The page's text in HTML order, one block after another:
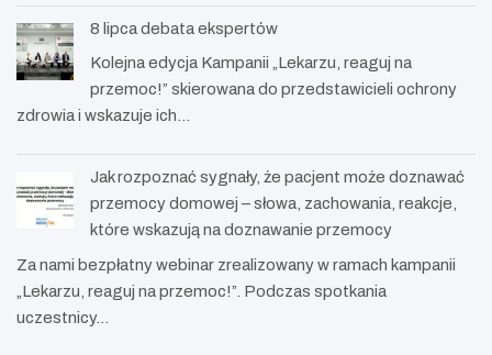
8 lipca debata ekspertów
Kolejna edycja Kampanii „Lekarzu, reaguj na
przemoc!” skierowana do przedstawicieli ochrony
zdrowia i wskazuje ich…
Jak rozpoznać sygnały, że pacjent może doznawać
przemocy domowej – słowa, zachowania, reakcje,
które wskazują na doznawanie przemocy
Za nami bezpłatny webinar zrealizowany w ramach kampanii
„Lekarzu, reaguj na przemoc!”. Podczas spotkania
uczestnicy…